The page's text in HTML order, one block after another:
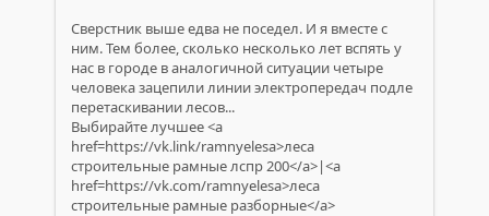
Сверстник выше едва не поседел. И я вместе с
ним. Тем более, сколько несколько лет вспять у
нас в городе в аналогичной ситуации четыре
человека зацепили линии электропередач подле
перетаскивании лесов...
Выбирайте лучшее <a
href=https://vk.link/ramnyelesa>леса
строительные рамные лспр 200</a>|<a
href=https://vk.com/ramnyelesa>леса
строительные рамные разборные</a>